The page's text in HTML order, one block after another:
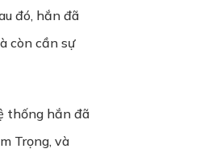
đó, hắn đã
còn cần sự
thống hắn đã
Trọng, và